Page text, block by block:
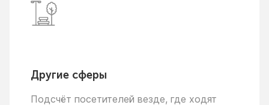
Другие сферы
Подсчёт посетителей везде, где ходят